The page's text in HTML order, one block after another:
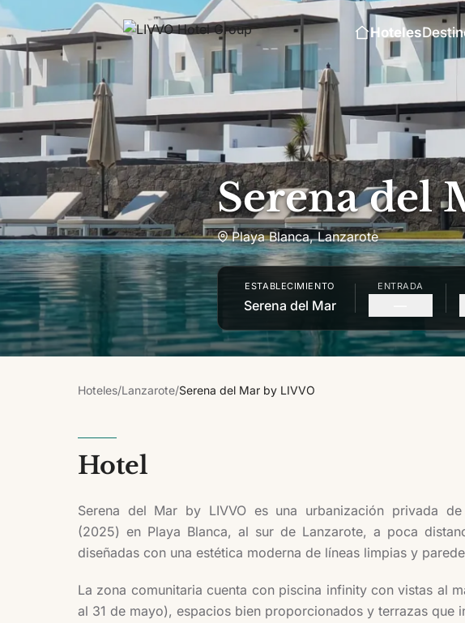
Saltar al contenido
Hoteles
Serena del
Playa Blanca,Lanzarote
ESTABLECIMIENTO
Serena del Mar
ENTRADA
Hoteles/Lanzarote/Serena del Mar by LIVVO
Hotel
Serena del Mar by LIVVO es una urbanización privada
(2025) en Playa Blanca, al sur de Lanzarote, a poca
diseñadas con una estética moderna de líneas limpias y
La zona comunitaria cuenta con piscina infinity con vistas al
al 31 de mayo), espacios bien proporcionados y terrazas